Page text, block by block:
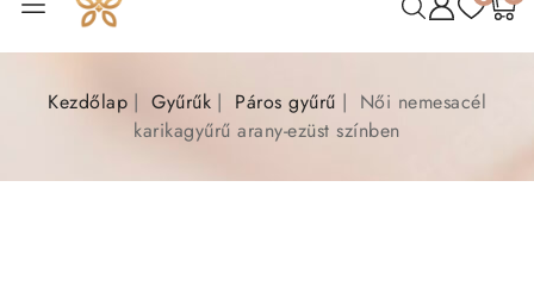
Kezdőlap Gyűrűk Páros gyűrű
Női nemesacél
karikagyűrű arany-ezüst színben